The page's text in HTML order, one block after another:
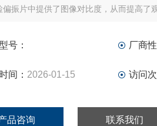
偏振片中提供了图像对比度，从而提高了
号： 厂商性
间： 2026-01-15 访问次
品咨询 联系我们